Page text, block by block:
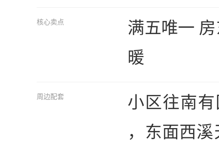
核心卖点
满五唯一
暖
周边配套
小区往南
，东面西